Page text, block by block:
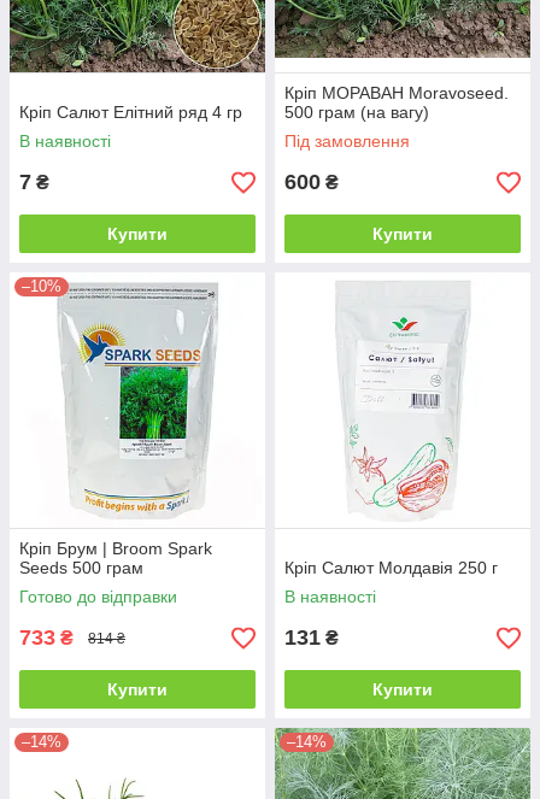
Кріп Салют Елітний ряд 4 гр
В наявності
7 ₴
Купити
Кріп МОРАВАН Moravoseed.
500 грам (на вагу)
Під замовлення
600 ₴
Купити
–10%
Кріп Брум | Broom Spark
Seeds 500 грам
Готово до відправки
733 ₴ 814 ₴
Купити
Кріп Салют Молдавія 250 г
В наявності
131 ₴
Купити
–14% –14%